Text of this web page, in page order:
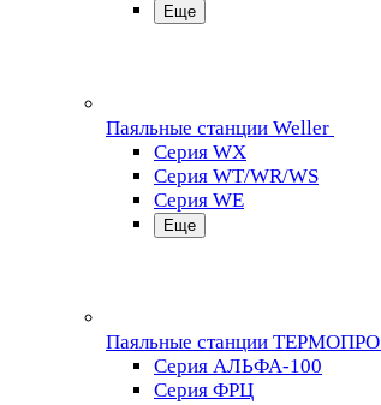
Еще
Паяльные станции Weller
Серия WX
Серия WT/WR/WS
Серия WE
Еще
Паяльные станции ТЕРМОПРО
Серия АЛЬФА-100
Серия ФРЦ